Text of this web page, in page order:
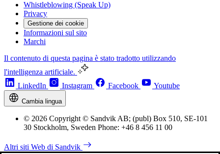
Whistleblowing (Speak Up)
Privacy
Gestione dei cookie
Informazioni sul sito
Marchi
Il contenuto di questa pagina è stato tradotto utilizzando
l'intelligenza artificiale.
LinkedIn
Instagram Facebook Youtube
Cambia lingua
© 2026 Copyright © Sandvik AB; (publ) Box 510, SE-101
30 Stockholm, Sweden Phone: +46 8 456 11 00
Altri siti Web di Sandvik